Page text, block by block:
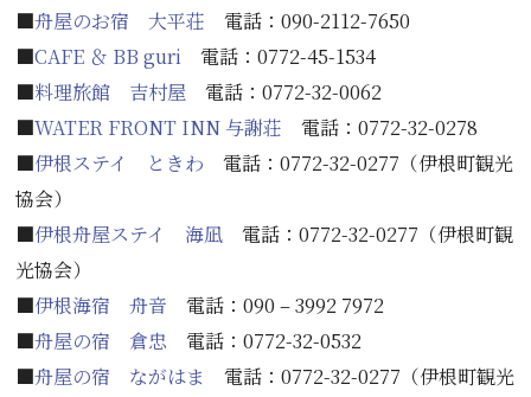
■舟屋のお宿 大平荘 電話：090-2112-7650
■CAFE ＆ BB guri 電話：0772-45-1534
■料理旅館 吉村屋 電話：0772-32-0062
■WATER FRONT INN 与謝荘 電話：0772-32-0278
■伊根ステイ ときわ 電話：0772-32-0277（伊根町観光
協会）
■伊根舟屋ステイ 海凪 電話：0772-32-0277（伊根町観
光協会）
■伊根海宿 舟音 電話：090 – 3992 7972
■舟屋の宿 倉忠 電話：0772-32-0532
■舟屋の宿 ながはま
電話：0772-32-0277（伊根町観光